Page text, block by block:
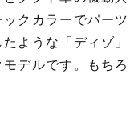
クカラーでパーツ
ような「ディゾ」
デルです。もちろ